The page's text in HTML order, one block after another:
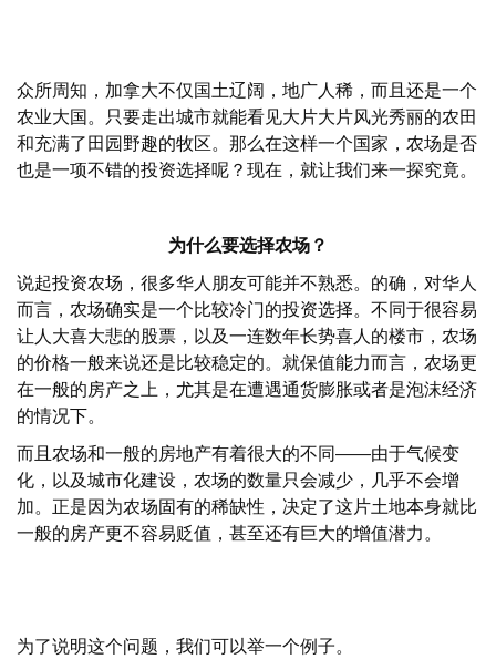
众所周知，加拿大不仅国土辽阔，地广人稀，而且还是一个
农业大国。只要走出城市就能看见大片大片风光秀丽的农田
和充满了田园野趣的牧区。那么在这样一个国家，农场是否
也是一项不错的投资选择呢？现在，就让我们来一探究竟。
为什么要选择农场？
说起投资农场，很多华人朋友可能并不熟悉。的确，对华人
而言，农场确实是一个比较冷门的投资选择。不同于很容易
让人大喜大悲的股票，以及一连数年长势喜人的楼市，农场
的价格一般来说还是比较稳定的。就保值能力而言，农场更
在一般的房产之上，尤其是在遭遇通货膨胀或者是泡沫经济
的情况下。
而且农场和一般的房地产有着很大的不同——由于气候变
化，以及城市化建设，农场的数量只会减少，几乎不会增
加。正是因为农场固有的稀缺性，决定了这片土地本身就比
一般的房产更不容易贬值，甚至还有巨大的增值潜力。
为了说明这个问题，我们可以举一个例子。